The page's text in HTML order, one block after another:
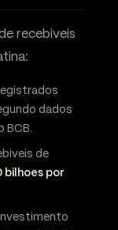
recebiveis
dados
BCB.
de
bilhoes por